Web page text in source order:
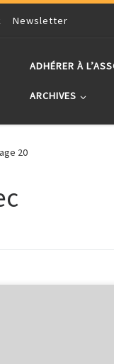
Newsletter
ADHÉRER À
ARCHIVES
20